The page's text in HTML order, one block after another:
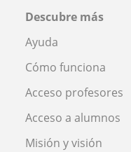
Descubre más
Ayuda
Cómo funciona
Acceso profesores
Acceso a alumnos
Misión y visión